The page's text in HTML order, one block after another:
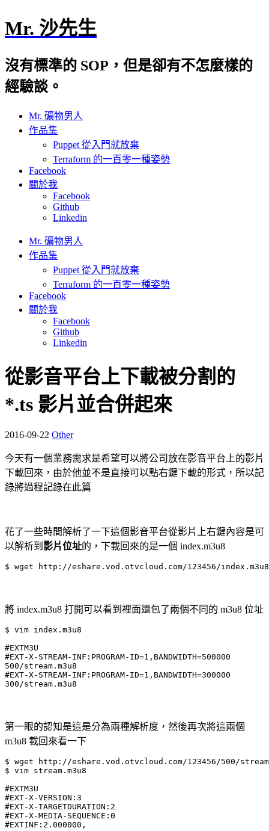
Mr. 沙先生
沒有標準的 SOP，但是卻有不怎麼樣的
經驗談。
Mr. 礦物男人
作品集
Puppet 從入門就放棄
Terraform 的一百零一種姿勢
Facebook
關於我
Facebook
Github
Linkedin
Mr. 礦物男人
作品集
Puppet 從入門就放棄
Terraform 的一百零一種姿勢
Facebook
關於我
Facebook
Github
Linkedin
從影音平台上下載被分割的
*.ts 影片並合併起來
2016-09-22 Other
今天有一個業務需求是希望可以將公司放在影音平台上的影片
下載回來，由於他並不是直接可以點右鍵下載的形式，所以記
錄將過程記錄在此篇
花了一些時間解析了一下這個影音平台從影片上右鍵內容是可
以解析到 影片位址的，下載回來的是一個 index.m3u8
將 index.m3u8 打開可以看到裡面還包了兩個不同的 m3u8 位址
$ vim index.m3u8
#EXTM3U
#EXT-X-STREAM-INF:PROGRAM-ID=1,BANDWIDTH=500000
500/stream.m3u8
#EXT-X-STREAM-INF:PROGRAM-ID=1,BANDWIDTH=300000
300/stream.m3u8
第一眼的認知是這是分為兩種解析度，然後再次將這兩個
m3u8 載回來看一下
$ wget http://eshare.vod.otvcloud.com/123456/500/
$ vim stream.m3u8
#EXTM3U
#EXT-X-VERSION:3
#EXT-X-TARGETDURATION:2
#EXT-X-MEDIA-SEQUENCE:0
#EXTINF:2.000000,